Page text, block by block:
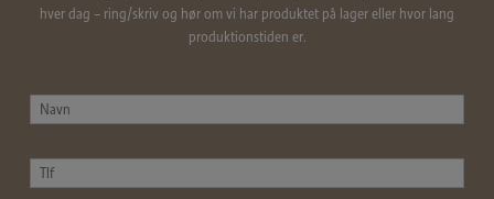
hver dag – ring/skriv og hør om vi har produktet på lager eller hvor lang
produktionstiden er.